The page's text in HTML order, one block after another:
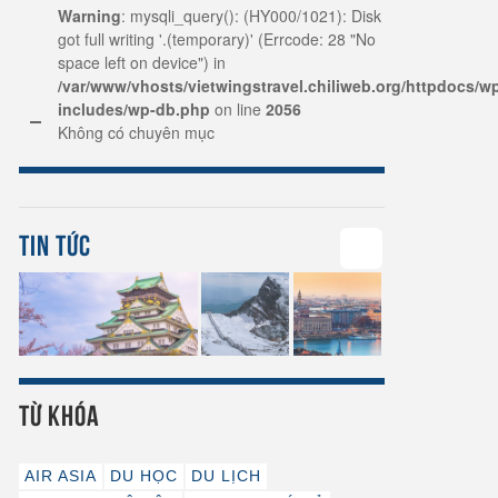
Warning: mysqli_query(): (HY000/1021): Disk
got full writing '.(temporary)' (Errcode: 28 "No
space left on device") in
/var/www/vhosts/vietwingstravel.chiliweb.org/httpdocs/
includes/wp-db.php on line 2056
Không có chuyên mục
TIN TỨC
TỪ KHÓA
AIR ASIA DU HỌC
DU LỊCH